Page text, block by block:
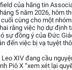
của hãng tin
5 năm 2026, hôm
cùng cho một nhóm
rằng việc họ dự định
sự đồng ý của Đức
đến việc bị vạ tuyệt
XIV đang cầu
Piô X “xem xét lại